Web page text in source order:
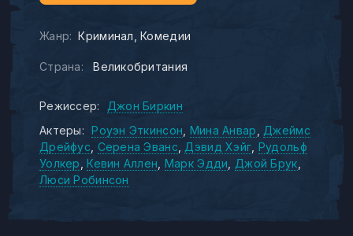
Жанр: Криминал Комедии
Страна: Великобритания
Режиссер:
Джон Биркин
Актеры:
Роуэн Эткинсон Мина Анвар
Джеймс
Дрейфус Серена Эванс Дэвид Хэйг Рудольф
Уолкер
Кевин Аллен Марк Эдди
Джой Брук
Люси Робинсон